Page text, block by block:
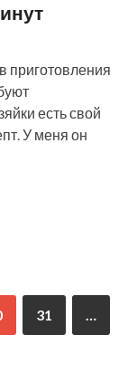
приготовления
есть свой
У меня он
31 …